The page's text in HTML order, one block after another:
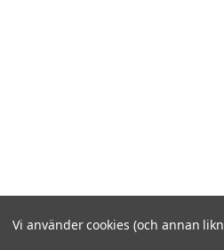
Vi använder cookies (och annan